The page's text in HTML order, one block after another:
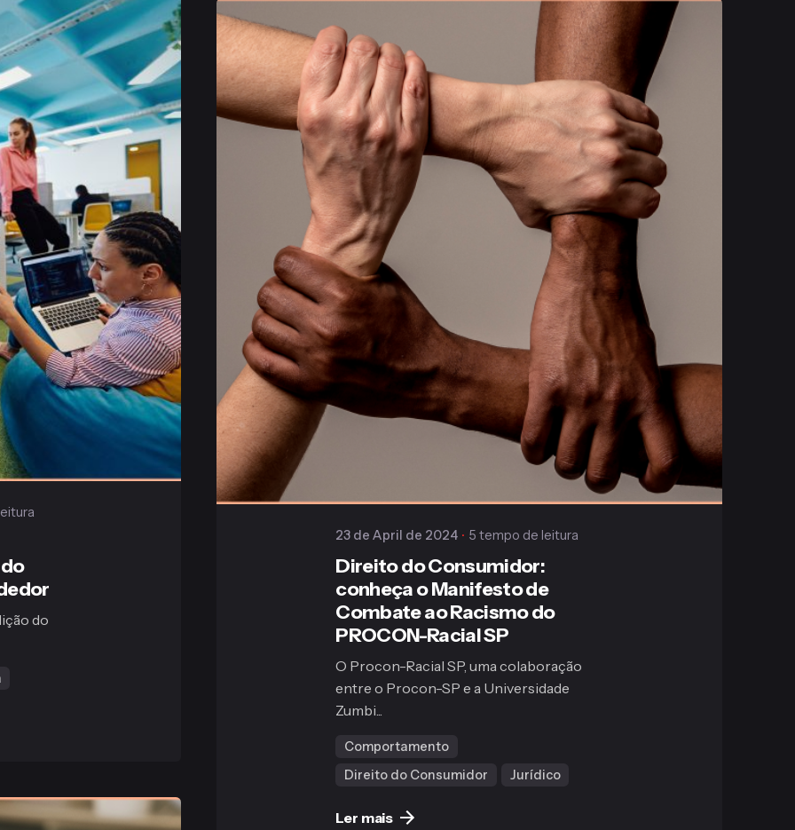
do
Publicado
Gaiofato & Galvão
23 de April de 2024 5 tempo de leitura
Direito do Consumidor:
conheça o Manifesto de
Combate ao Racismo do
PROCON-Racial SP
O Procon-Racial SP, uma colaboração
entre o Procon-SP e a Universidade
Zumbi...
Comportamento
Direito do Consumidor
Jurídico
Ler mais